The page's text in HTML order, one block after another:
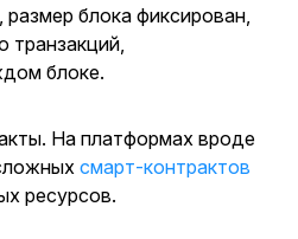
размер блока фиксирован,
транзакций,
блоке.
На платформах вроде
смарт-контрактов
ресурсов.